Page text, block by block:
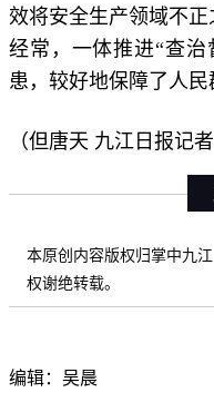
效将安全生产领域不
经常，一体推进“查
患，较好地保障了人民
（但唐天 九江日报记
本原创内容版权归掌中九
权谢绝转载。
编辑：吴晨